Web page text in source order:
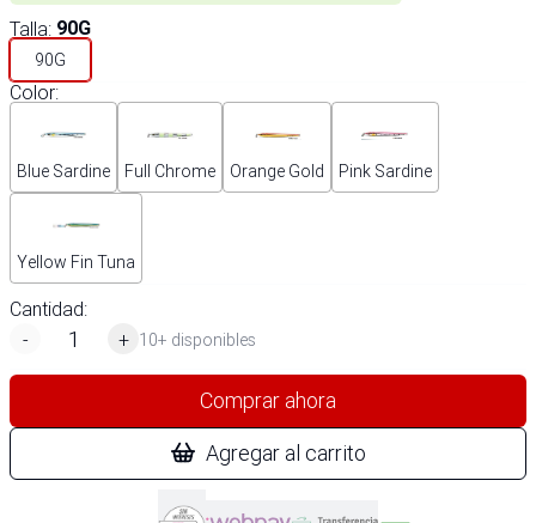
Talla: 90G
90G
Color:
Blue Sardine Full Chrome Orange Gold Pink Sardine
Yellow Fin Tuna
Cantidad:
-
+ 10+ disponibles
Comprar ahora
Agregar al carrito